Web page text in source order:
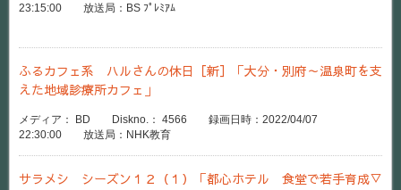
23:15:00 放送局：BS ﾌﾟﾚﾐｱﾑ
ふるカフェ系 ハルさんの休日［新］「大分・別府～温泉町を支
えた地域診療所カフェ」
メディア： BD Diskno.： 4566 録画日時：2022/04/07
22:30:00 放送局：NHK教育
サラメシ シーズン１２（１）「都心ホテル 食堂で若手育成▽